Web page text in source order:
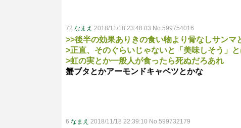
72 なまえ 2018/11/18 23:48:03 No.599754016
>>後半の効果ありきの食い物より骨なしサンマ
>正直、そのぐらいじゃないと「美味しそう」
>虹の実とか一般人が食ったら死ぬだろあれ
蟹ブタとかアーモンドキャベツとかな
6 なまえ 2018/11/18 22:39:10 No.599732179